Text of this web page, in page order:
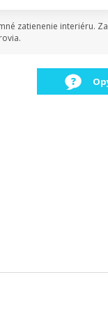
zatienenie interiéru.